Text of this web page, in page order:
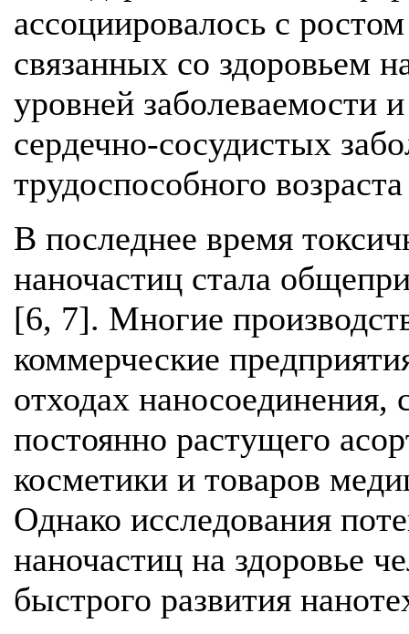
ассоциировалось с
связанных со здоровьем
уровней заболеваемости
сердечно-сосудистых
трудоспособного
В последнее время
наночастиц стала
[6, 7]. Многие
коммерческие
отходах наносоединения,
постоянно растущего
косметики и товаров
Однако исследования
наночастиц на здоровье
быстрого развития